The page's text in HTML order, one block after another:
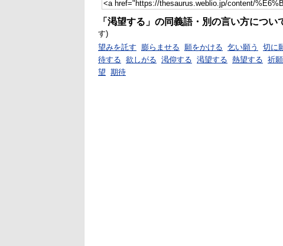
「渇望する」の同義語・別の言い方につ
す)
望みを託す
膨らませる 願をかける 乞い願う 切に
待する 欲しがる 渇仰する 渇望する 熱望する 祈
望 期待